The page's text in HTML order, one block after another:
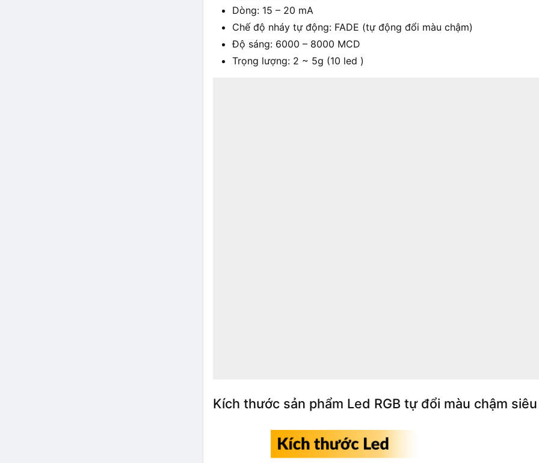
Dòng: 15 – 20 mA
Chế độ nháy tự động: FADE (tự động đổi màu chậm)
Độ sáng: 6000 – 8000 MCD
Trọng lượng: 2 ~ 5g (10 led )
Kích thước sản phẩm Led RGB tự đổi màu chậm